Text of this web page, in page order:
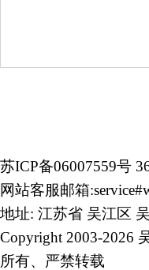
苏ICP备06007559号
网站客服邮箱
地址: 江苏省 吴江区
Copyright 2003-2026
所有、严禁转载